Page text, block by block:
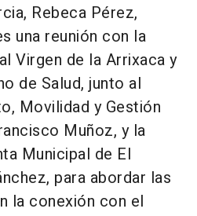
Rebeca Pérez,
una reunión con la
Virgen de la Arrixaca y
de Salud, junto al
Movilidad y Gestión
Muñoz, y la
Municipal de El
para abordar las
la conexión con el